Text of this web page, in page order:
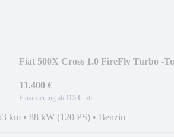
Fiat 500X Cross 1.0 FireFly Turbo -
11.400 €
Finanzierung ab 115 € mtl.
km • 88 kW (120 PS) • Benzin